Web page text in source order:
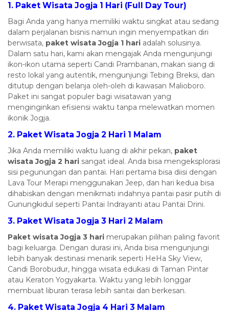
1. Paket Wisata Jogja 1 Hari (Full Day Tour)
Bagi Anda yang hanya memiliki waktu singkat atau sedang
dalam perjalanan bisnis namun ingin menyempatkan diri
berwisata, paket wisata Jogja 1 hari adalah solusinya.
Dalam satu hari, kami akan mengajak Anda mengunjungi
ikon-ikon utama seperti Candi Prambanan, makan siang di
resto lokal yang autentik, mengunjungi Tebing Breksi, dan
ditutup dengan belanja oleh-oleh di kawasan Malioboro.
Paket ini sangat populer bagi wisatawan yang
menginginkan efisiensi waktu tanpa melewatkan momen
ikonik Jogja.
2. Paket Wisata Jogja 2 Hari 1 Malam
Jika Anda memiliki waktu luang di akhir pekan, paket
wisata Jogja 2 hari sangat ideal. Anda bisa mengeksplorasi
sisi pegunungan dan pantai. Hari pertama bisa diisi dengan
Lava Tour Merapi menggunakan Jeep, dan hari kedua bisa
dihabiskan dengan menikmati indahnya pantai pasir putih di
Gunungkidul seperti Pantai Indrayanti atau Pantai Drini.
3. Paket Wisata Jogja 3 Hari 2 Malam
Paket wisata Jogja 3 hari merupakan pilihan paling favorit
bagi keluarga. Dengan durasi ini, Anda bisa mengunjungi
lebih banyak destinasi menarik seperti HeHa Sky View,
Candi Borobudur, hingga wisata edukasi di Taman Pintar
atau Keraton Yogyakarta. Waktu yang lebih longgar
membuat liburan terasa lebih santai dan berkesan.
4. Paket Wisata Jogja 4 Hari 3 Malam